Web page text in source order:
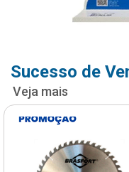
Sucesso de
Veja mais